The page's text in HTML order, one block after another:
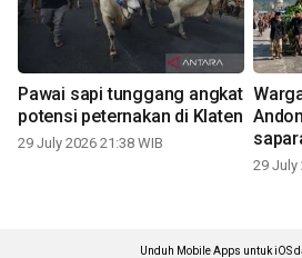
Pawai sapi tunggang angkat
potensi peternakan di Klaten
29 July 2026 21:38 WIB
panen
29 July
Unduh Mobile Apps untuk iOS